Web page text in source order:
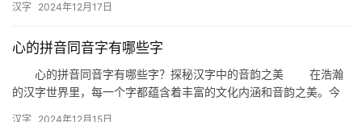
词…
汉字 2024年12月17日
心的拼音同音字有哪些字
心的拼音同音字有哪些字？探秘汉字中的音韵之美 在浩瀚
的汉字世界里，每一个字都蕴含着丰富的文化内涵和音韵之美。今
汉字 2024年12月15日